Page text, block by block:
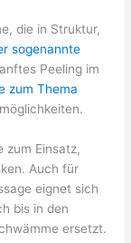
die in Struktur,
sogenannte
Peeling im
zum Thema
zum Einsatz,
Auch für
eignet sich
bis in den
ersetzt.